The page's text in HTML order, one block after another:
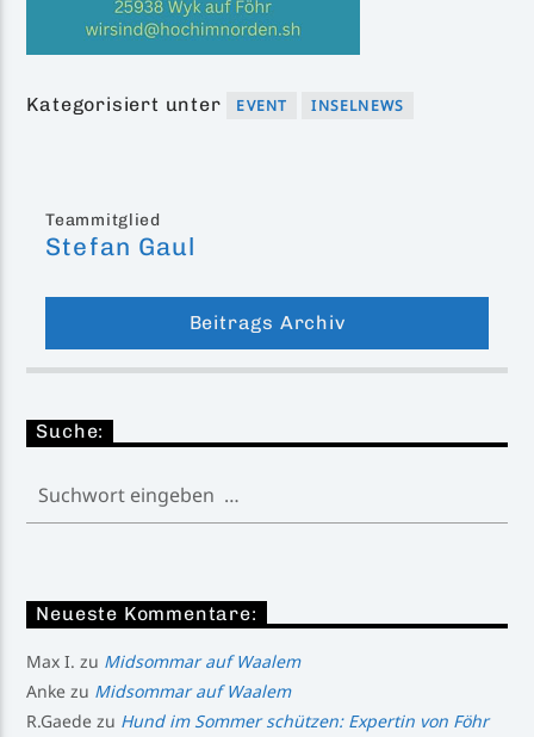
Kategorisiert unter EVENT INSELNEWS
Teammitglied
Stefan Gaul
Beitrags Archiv
Suche:
Neueste Kommentare:
Max I. zu Midsommar auf Waalem
Anke zu Midsommar auf Waalem
R.Gaede zu Hund im Sommer schützen: Expertin von Föhr